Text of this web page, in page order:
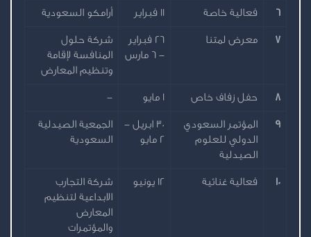
6 فعالية خاصة 11 فبراير أرامكو السعودية
7 معرض لمتنا
26 فبراير
- 6 مارس
شركة حلول
المنافسة لإقامة
وتنظيم المعارض
8 حفل زفاف خاص 1 مايو -
9
المؤتمر السعودي
الدولي للعلوم
الصيدلية
30 ابريل -
2 مايو
الجمعية الصيدلية
السعودية
10 فعالية غنائية 12 يونيو
شركة التجارب
الابداعية لتنظيم
المعارض
والمؤتمرات